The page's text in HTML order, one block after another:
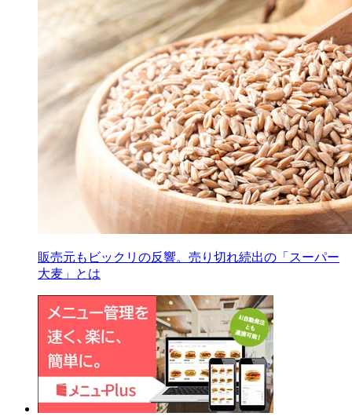
販売元もビックリの反響。売り切れ続出の「スーパー
大麦」とは